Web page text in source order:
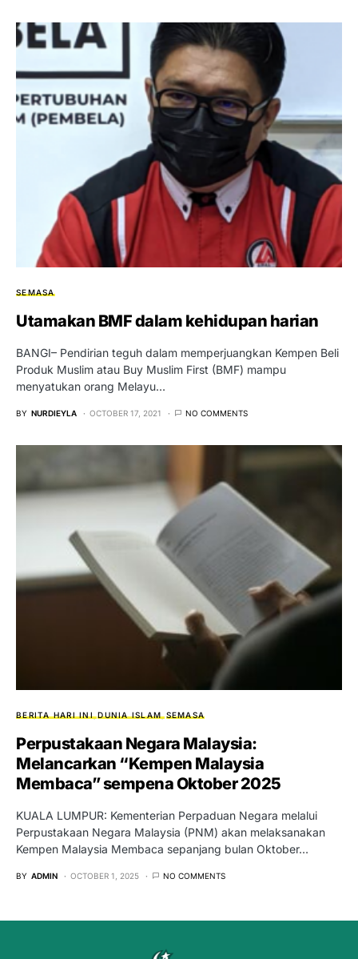
SEMASA
Utamakan BMF dalam kehidupan harian
BANGI– Pendirian teguh dalam memperjuangkan Kempen Beli
Produk Muslim atau Buy Muslim First (BMF) mampu
menyatukan orang Melayu…
BY NURDIEYLA OCTOBER 17, 2021 NO COMMENTS
BERITA HARI INI DUNIA ISLAM SEMASA
Perpustakaan Negara Malaysia:
Melancarkan “Kempen Malaysia
Membaca” sempena Oktober 2025
KUALA LUMPUR: Kementerian Perpaduan Negara melalui
Perpustakaan Negara Malaysia (PNM) akan melaksanakan
Kempen Malaysia Membaca sepanjang bulan Oktober…
BY ADMIN OCTOBER 1, 2025 NO COMMENTS